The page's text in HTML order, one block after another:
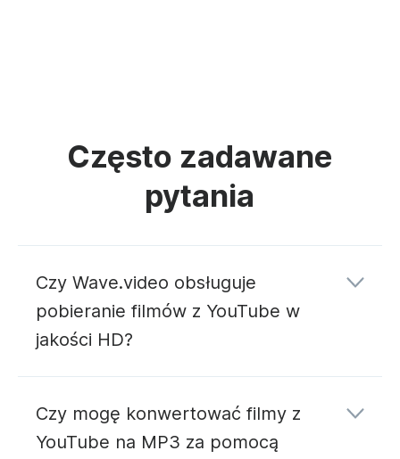
Często zadawane
pytania
Czy Wave.video obsługuje
pobieranie filmów z YouTube w
jakości HD?
Czy mogę konwertować filmy z
YouTube na MP3 za pomocą